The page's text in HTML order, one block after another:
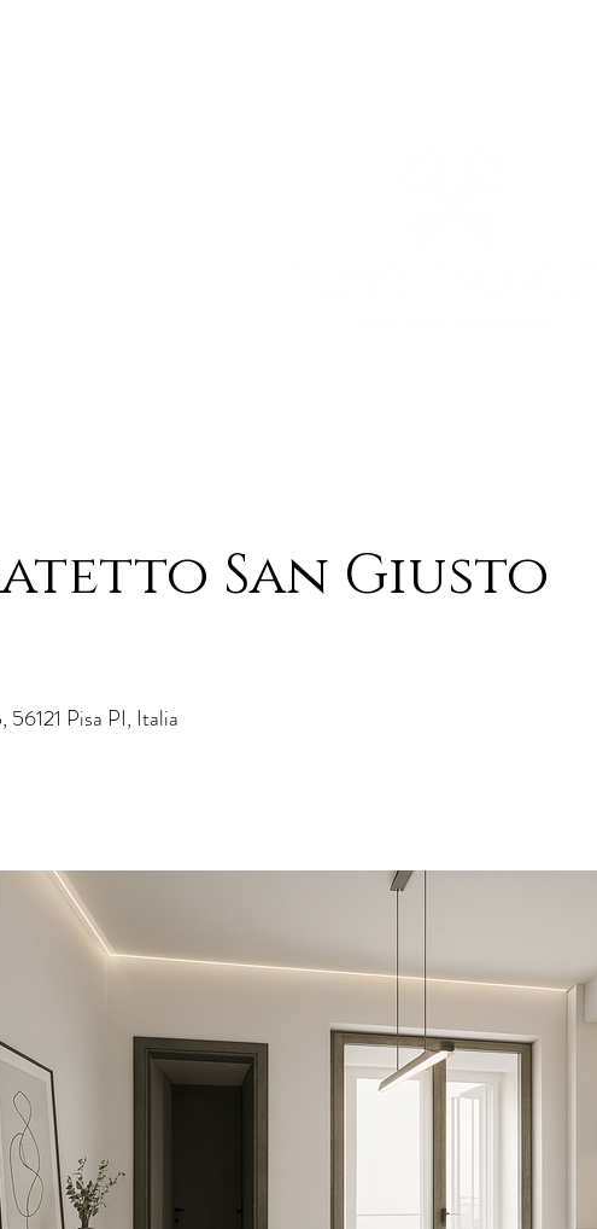
San Giusto
Pisa PI, Italia